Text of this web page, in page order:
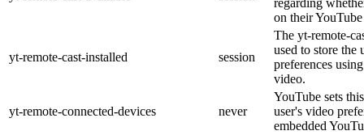
on their
yt-remote-cast-installed session
The yt-remote-
used to store the
preferences
video.
yt-remote-connected-devices never
YouTube sets
user's video
embedded